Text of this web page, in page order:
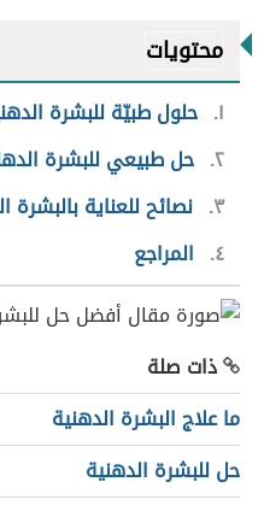
محتويات
١ حلول طبيّة للبشرة
٢ حل طبيعي للبشرة
٣ نصائح للعناية بالبشرة
٤
المراجع
ذات صلة
ما علاج البشرة الدهنية
حل للبشرة الدهنية